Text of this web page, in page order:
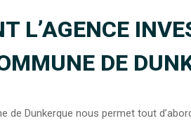
L’AGENCE
DE
de Dunkerque nous permet tout